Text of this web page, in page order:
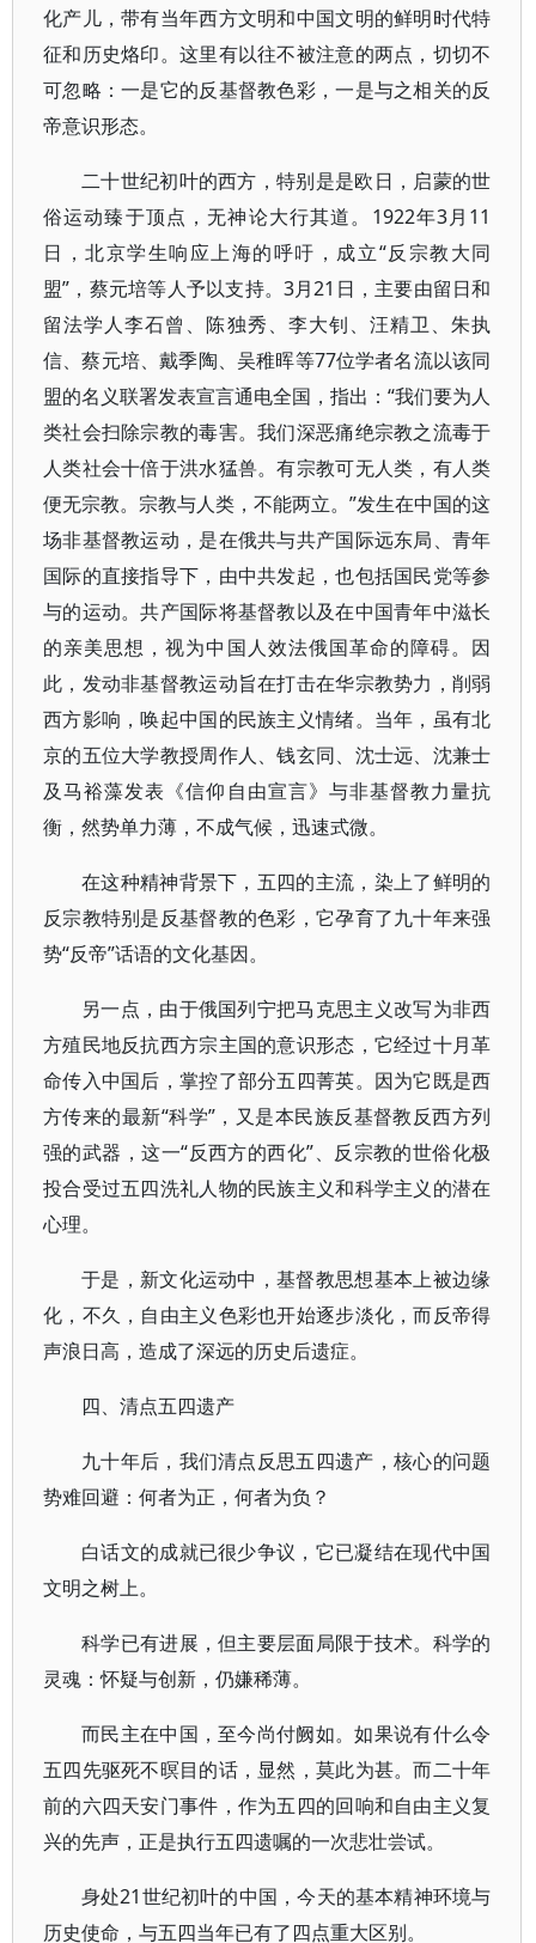
化产儿，带有当年西方文明和中国文明的鲜明时代特
征和历史烙印。这里有以往不被注意的两点，切切不
可忽略：一是它的反基督教色彩，一是与之相关的反
帝意识形态。
二十世纪初叶的西方，特别是是欧日，启蒙的世
俗运动臻于顶点，无神论大行其道。1922年3月11
日，北京学生响应上海的呼吁，成立“反宗教大同
盟”，蔡元培等人予以支持。3月21日，主要由留日和
留法学人李石曾、陈独秀、李大钊、汪精卫、朱执
信、蔡元培、戴季陶、吴稚晖等77位学者名流以该同
盟的名义联署发表宣言通电全国，指出：“我们要为人
类社会扫除宗教的毒害。我们深恶痛绝宗教之流毒于
人类社会十倍于洪水猛兽。有宗教可无人类，有人类
便无宗教。宗教与人类，不能两立。”发生在中国的这
场非基督教运动，是在俄共与共产国际远东局、青年
国际的直接指导下，由中共发起，也包括国民党等参
与的运动。共产国际将基督教以及在中国青年中滋长
的亲美思想，视为中国人效法俄国革命的障碍。因
此，发动非基督教运动旨在打击在华宗教势力，削弱
西方影响，唤起中国的民族主义情绪。当年，虽有北
京的五位大学教授周作人、钱玄同、沈士远、沈兼士
及马裕藻发表《信仰自由宣言》与非基督教力量抗
衡，然势单力薄，不成气候，迅速式微。
在这种精神背景下，五四的主流，染上了鲜明的
反宗教特别是反基督教的色彩，它孕育了九十年来强
势“反帝”话语的文化基因。
另一点，由于俄国列宁把马克思主义改写为非西
方殖民地反抗西方宗主国的意识形态，它经过十月革
命传入中国后，掌控了部分五四菁英。因为它既是西
方传来的最新“科学”，又是本民族反基督教反西方列
强的武器，这一“反西方的西化”、反宗教的世俗化极
投合受过五四洗礼人物的民族主义和科学主义的潜在
心理。
于是，新文化运动中，基督教思想基本上被边缘
化，不久，自由主义色彩也开始逐步淡化，而反帝得
声浪日高，造成了深远的历史后遗症。
四、清点五四遗产
九十年后，我们清点反思五四遗产，核心的问题
势难回避：何者为正，何者为负？
白话文的成就已很少争议，它已凝结在现代中国
文明之树上。
科学已有进展，但主要层面局限于技术。科学的
灵魂：怀疑与创新，仍嫌稀薄。
而民主在中国，至今尚付阙如。如果说有什么令
五四先驱死不暝目的话，显然，莫此为甚。而二十年
前的六四天安门事件，作为五四的回响和自由主义复
兴的先声，正是执行五四遗嘱的一次悲壮尝试。
身处21世纪初叶的中国，今天的基本精神环境与
历史使命，与五四当年已有了四点重大区别。